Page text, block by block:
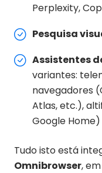
Perplexity,
Pesquisa
Assistentes
variantes:
navegadores
Atlas, etc.),
Google
Tudo isto está
Omnibrowser,